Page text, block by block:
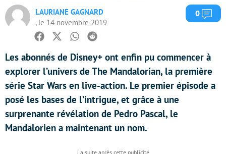
LAURIANE GAGNARD
, le 14 novembre 2019
0
Facebook
TwitterWhatsapp
Reddit
Les abonnés de Disney+ ont enfin pu commencer à
explorer l’univers de The Mandalorian, la première
série Star Wars en live-action. Le premier épisode a
posé les bases de l’intrigue, et grâce à une
surprenante révélation de Pedro Pascal, le
Mandalorien a maintenant un nom.